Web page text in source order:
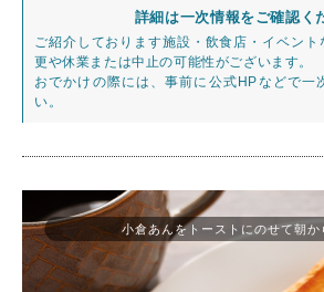
詳細は一次情報をご確認く
ご紹介しております施設・飲食店・イベント
更や休業または中止の可能性がございます。
おでかけの際には、事前に公式HPなどで一
い。
小倉あんをトーストにのせて朝